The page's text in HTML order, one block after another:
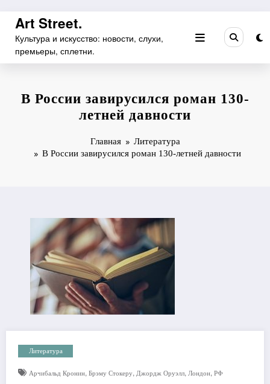
Перейти
содержимому
Art Street.
Культура и искусство: новости, слухи,
премьеры, сплетни.
В России завирусился роман 130-
летней давности
Главная
Литература
В России завирусился роман 130-летней давности
Литература
Арчибальд Кронин, Брэму Стокеру, Джордж Оруэлл, Лондон, РФ